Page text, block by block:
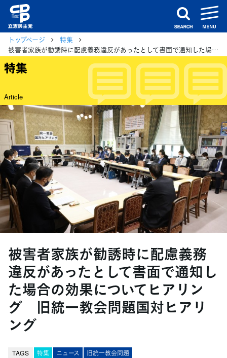
search
トップページ
特集
被害者家族が勧誘時に配慮義務違反があったとして書面で通知した場合の効果についてヒアリング 旧統一教会問題国対ヒアリング
特集
Article
被害者家族が勧誘時に配慮義務
違反があったとして書面で通知し
た場合の効果についてヒアリン
グ 旧統一教会問題国対ヒアリ
ング
TAGS 特集 ニュース 旧統一教会問題